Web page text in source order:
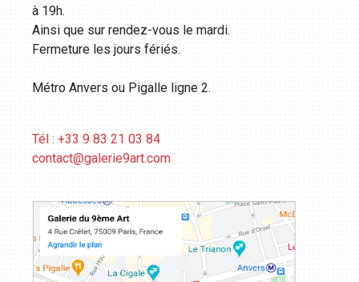
à 19h.
Ainsi que sur rendez-vous le mardi.
Fermeture les jours fériés.
Métro Anvers ou Pigalle ligne 2.
Tél : +33 9 83 21 03 84
contact@galerie9art.com